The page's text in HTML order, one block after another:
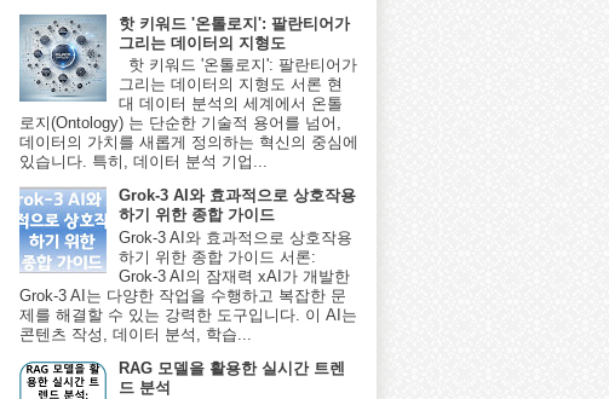
핫 키워드 '온톨로지': 팔란티어가
그리는 데이터의 지형도
핫 키워드 '온톨로지': 팔란티어가
그리는 데이터의 지형도 서론 현
대 데이터 분석의 세계에서 온톨
로지(Ontology) 는 단순한 기술적 용어를 넘어,
데이터의 가치를 새롭게 정의하는 혁신의 중심에
있습니다. 특히, 데이터 분석 기업...
Grok-3 AI와 효과적으로 상호작용
하기 위한 종합 가이드
Grok-3 AI와 효과적으로 상호작용
하기 위한 종합 가이드 서론:
Grok-3 AI의 잠재력 xAI가 개발한
Grok-3 AI는 다양한 작업을 수행하고 복잡한 문
제를 해결할 수 있는 강력한 도구입니다. 이 AI는
콘텐츠 작성, 데이터 분석, 학습...
RAG 모델을 활용한 실시간 트렌
드 분석